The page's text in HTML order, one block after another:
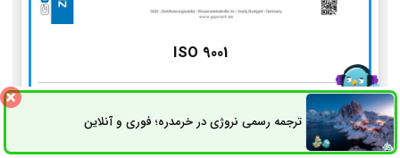
ISO 9001
ترجمه رسمی نروژی در خرمدره؛ فوری و آنلاینثبت سفارش راه های ارتباطی